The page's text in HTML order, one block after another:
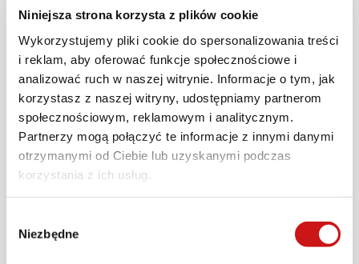
Niniejsza strona korzysta z plików cookie
Wykorzystujemy pliki cookie do spersonalizowania treści
i reklam, aby oferować funkcje społecznościowe i
analizować ruch w naszej witrynie. Informacje o tym, jak
korzystasz z naszej witryny, udostępniamy partnerom
społecznościowym, reklamowym i analitycznym.
Partnerzy mogą połączyć te informacje z innymi danymi
otrzymanymi od Ciebie lub uzyskanymi podczas
korzystania z ich usług.
zgody
Niezbędne